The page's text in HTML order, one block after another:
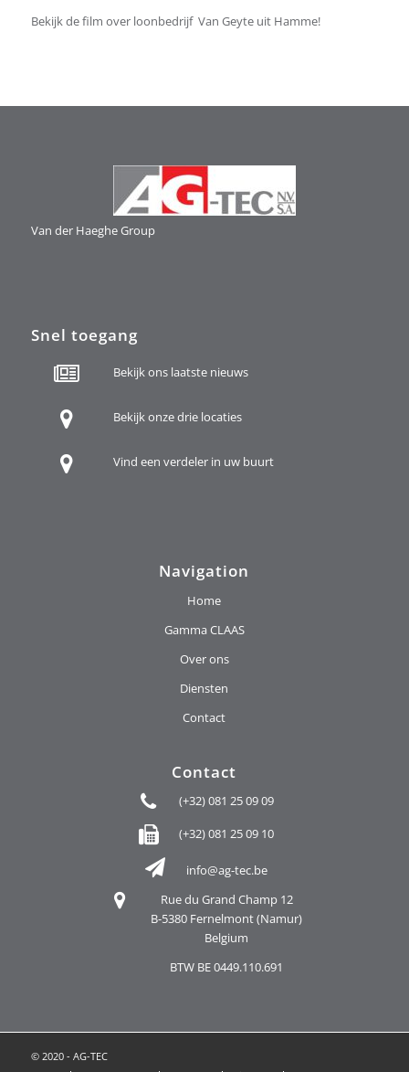
Bekijk de film over loonbedrijf Van Geyte uit Hamme!
Van der HaegheGroup
Snel toegang
Bekijk ons laatste nieuws
Bekijk onze drie locaties
Vind een verdeler in uw buurt
Navigation
Home
Gamma CLAAS
Over ons
Diensten
Contact
Contact
(+32) 081 25 09 09
(+32) 081 25 09 10
info@ag-tec.be
Rue du Grand Champ 12
B-5380 Fernelmont (Namur)
Belgium
BTW BE 0449.110.691
© 2020 - AG-TEC